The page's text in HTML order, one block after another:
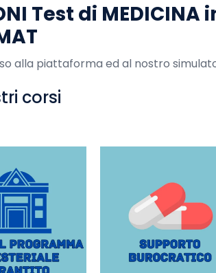
Test di MEDICINA
alla piattaforma ed al nostro
corsi